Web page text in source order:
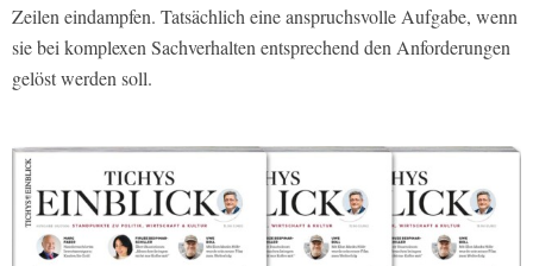
Zeilen eindampfen. Tatsächlich eine anspruchsvolle Aufgabe, wenn
sie bei komplexen Sachverhalten entsprechend den Anforderungen
gelöst werden soll.